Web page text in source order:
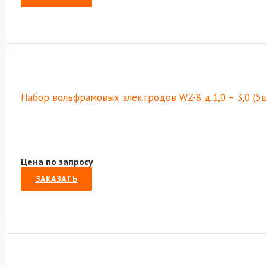
Набор вольфрамовых электродов WZ-8 д.1,0 – 3,0
Цена по запросу
ЗАКАЗАТЬ